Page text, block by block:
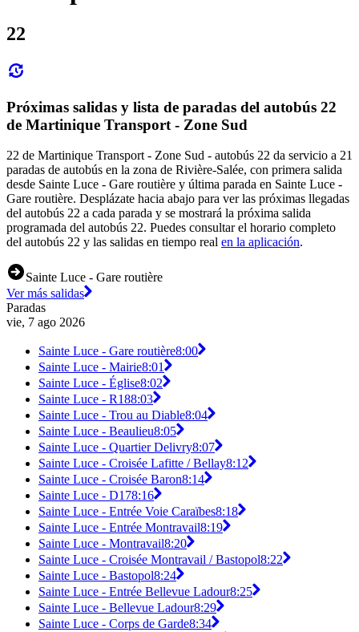
22
Próximas salidas y lista de paradas del autobús 22
de Martinique Transport - Zone Sud
22 de Martinique Transport - Zone Sud - autobús 22 da servicio a 21
paradas de autobús en la zona de Rivière-Salée, con primera salida
desde Sainte Luce - Gare routière y última parada en Sainte Luce -
Gare routière. Desplázate hacia abajo para ver las próximas llegadas
del autobús 22 a cada parada y se mostrará la próxima salida
programada del autobús 22. Puedes consultar el horario completo
del autobús 22 y las salidas en tiempo real en la aplicación.
Sainte Luce - Gare routière
Ver más salidas
Paradas
vie, 7 ago 2026
Sainte Luce - Gare routière8:00
Sainte Luce - Mairie8:01
Sainte Luce - Église8:02
Sainte Luce - R188:03
Sainte Luce - Trou au Diable8:04
Sainte Luce - Beaulieu8:05
Sainte Luce - Quartier Delivry8:07
Sainte Luce - Croisée Lafitte / Bellay8:12
Sainte Luce - Croisée Baron8:14
Sainte Luce - D178:16
Sainte Luce - Entrée Voie Caraïbes8:18
Sainte Luce - Entrée Montravail8:19
Sainte Luce - Montravail8:20
Sainte Luce - Croisée Montravail / Bastopol8:22
Sainte Luce - Bastopol8:24
Sainte Luce - Entrée Bellevue Ladour8:25
Sainte Luce - Bellevue Ladour8:29
Sainte Luce - Corps de Garde8:34